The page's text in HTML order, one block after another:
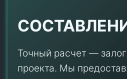
Точный расчет —
проекта. Мы